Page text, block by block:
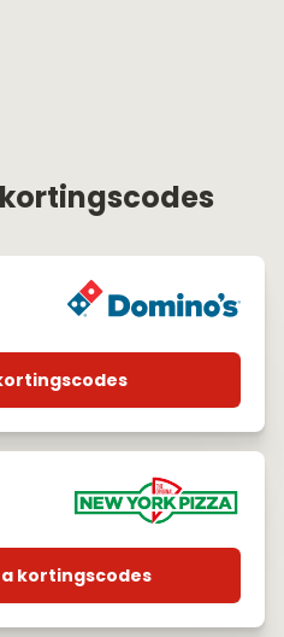
kortingscodes